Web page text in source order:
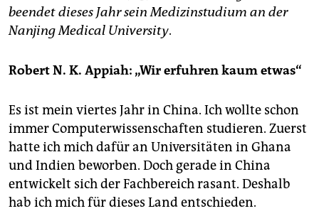
beendet dieses Jahr sein Medizinstudium an der
Nanjing Medical University.
Robert N. K. Appiah: „Wir erfuhren kaum etwas“
Es ist mein viertes Jahr in China. Ich wollte schon
immer Computerwissenschaften studieren. Zuerst
hatte ich mich dafür an Universitäten in Ghana
und Indien beworben. Doch gerade in China
entwickelt sich der Fachbereich rasant. Deshalb
hab ich mich für dieses Land entschieden.